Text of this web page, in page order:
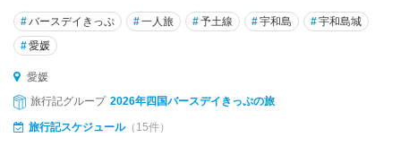
#バースデイきっぷ #一人旅 #予土線 #宇和島 #宇和島城
#愛媛
愛媛
旅行記グループ 2026年四国バースデイきっぷの旅
旅行記スケジュール（15件）